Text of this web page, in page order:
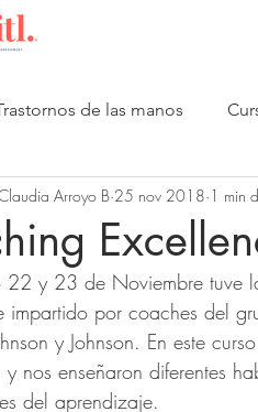
de las manos
Información para
Arroyo B 25 nov 2018 1 min
22 y 23 de Noviembre tuve
impartido por coaches del
y Johnson. En este
y nos enseñaron diferentes
del aprendizaje.